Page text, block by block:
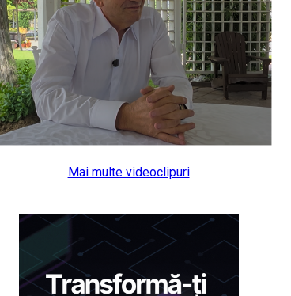
Mai multe videoclipuri